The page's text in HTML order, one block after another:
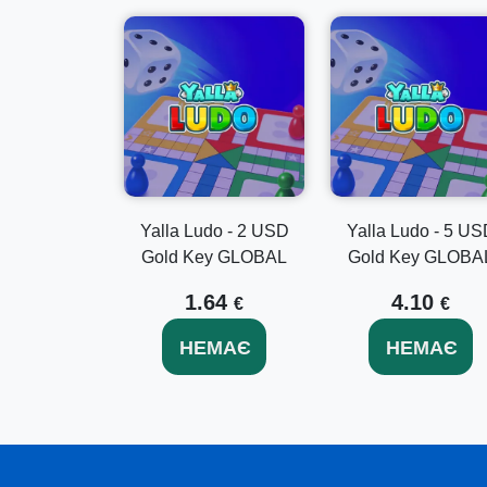
Yalla Ludo - 2 USD
Gold Key GLOBAL
1.64 €
НЕМАЄ
Yalla Ludo - 5
Gold Key
4.10 €
НЕМАЄ